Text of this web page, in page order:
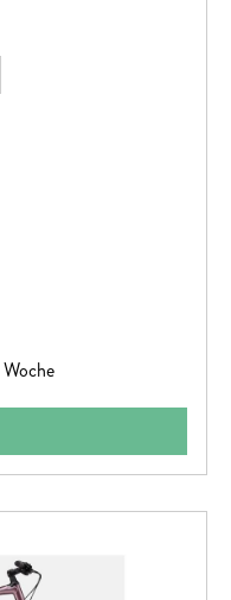
Diverge bringt dich
ist zurzeit nicht verfügbar.)